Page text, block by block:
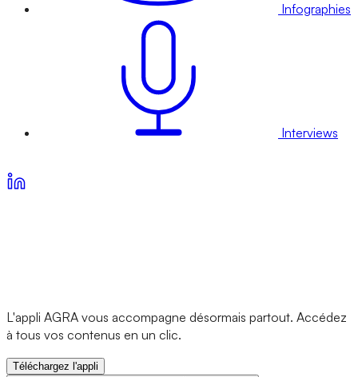
Infographies
Interviews
L'appli AGRA vous accompagne désormais partout. Accédez
à tous vos contenus en un clic.
Téléchargez l'appli